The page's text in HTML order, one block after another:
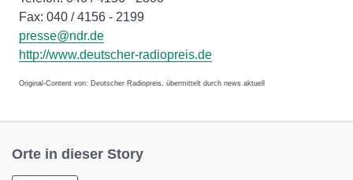
Fax: 040 / 4156 - 2199
presse@ndr.de
http://www.deutscher-radiopreis.de
Original-Content von: Deutscher Radiopreis, übermittelt durch news aktuell
Orte in dieser Story